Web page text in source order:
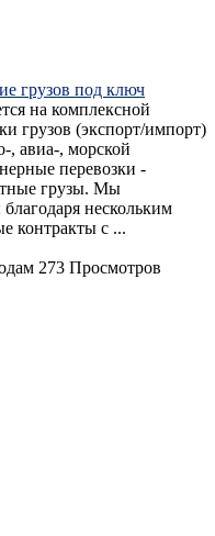
грузов под ключ
на комплексной
грузов (экспорт/импорт)
, авиа-, морской
перевозки -
грузы. Мы
нескольким
контракты с ...
273 Просмотров